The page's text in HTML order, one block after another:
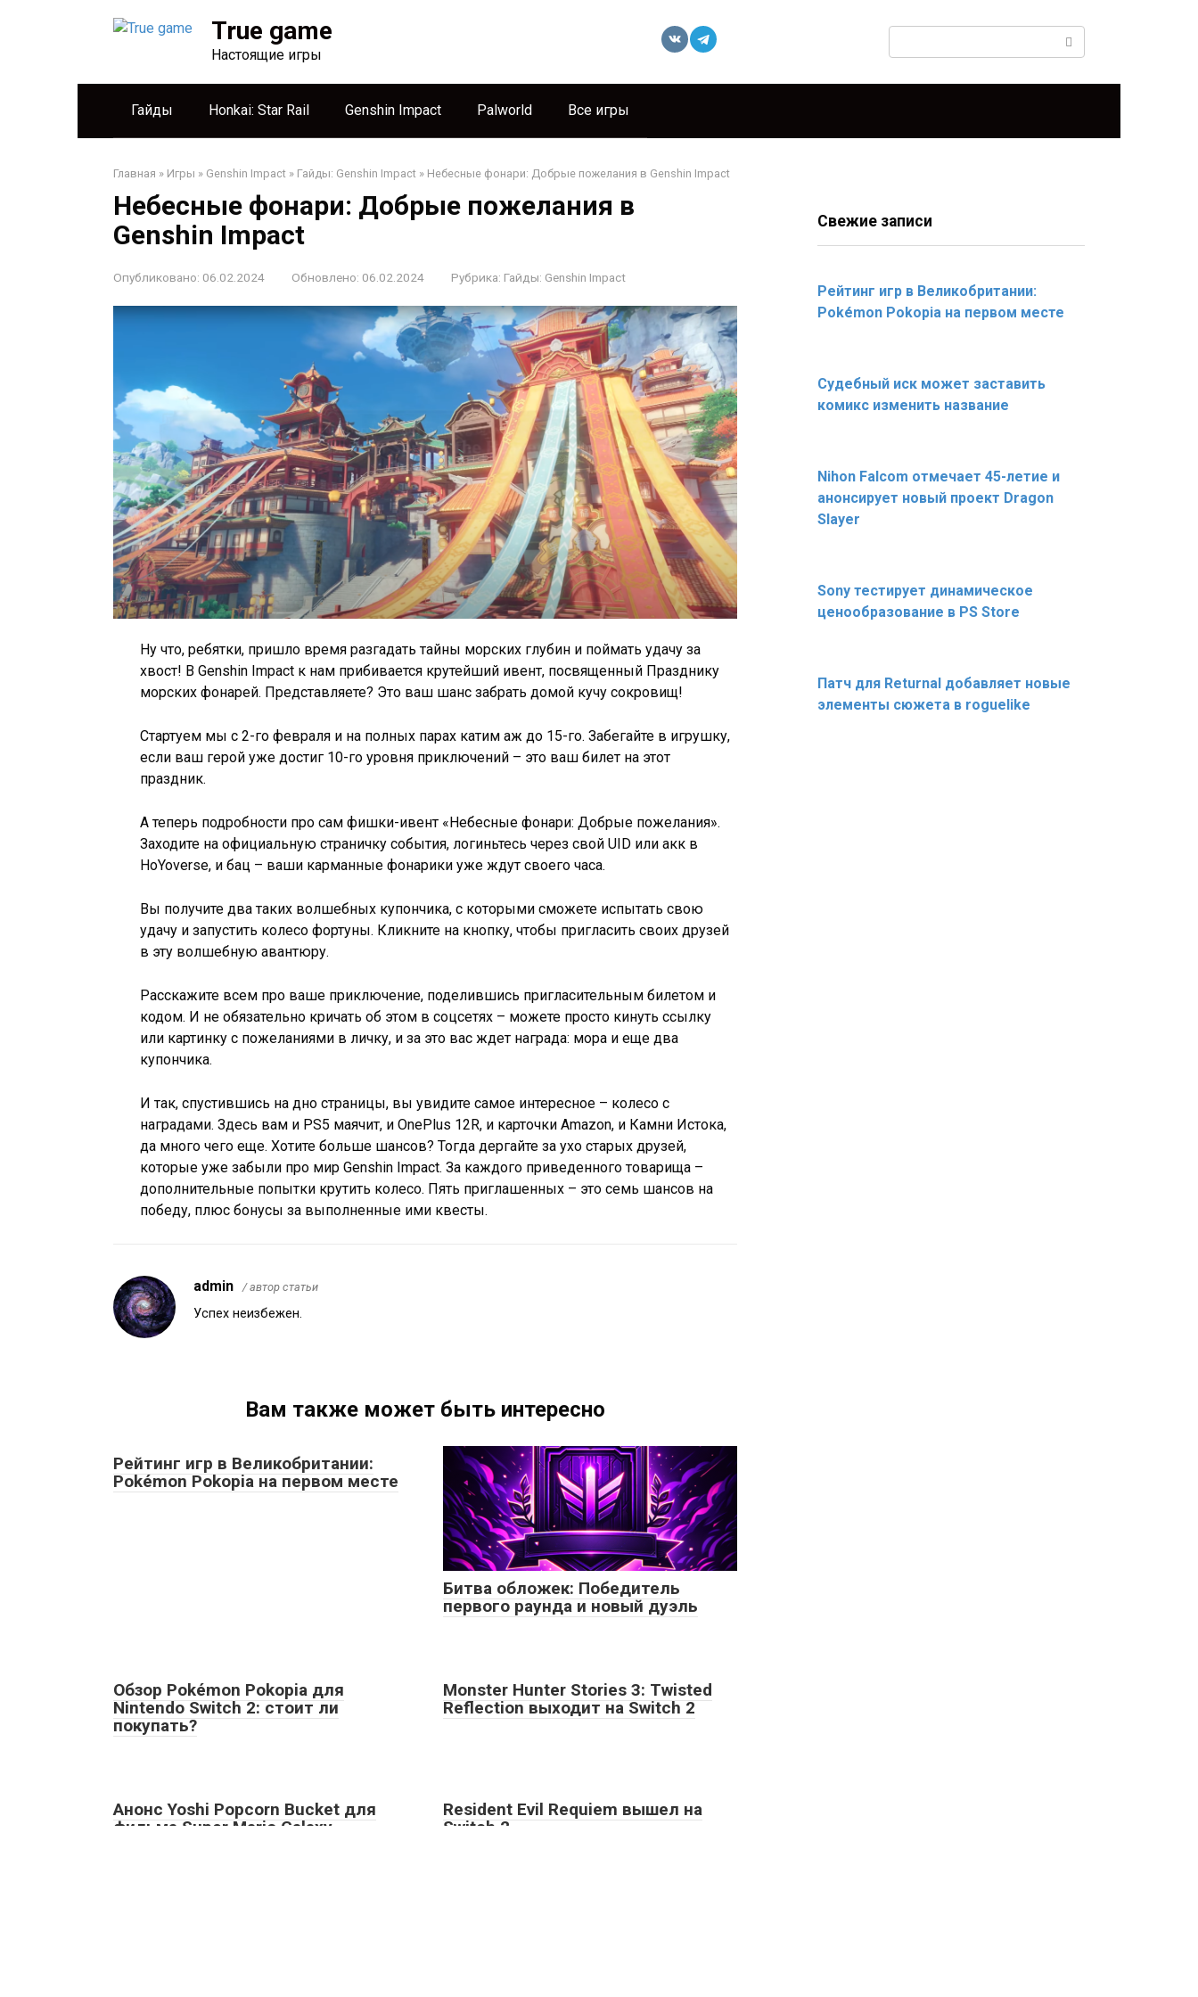
True game
Настоящие игры
Гайды Honkai: Star Rail Genshin Impact Palworld Все игры
Главная » Игры » Genshin Impact » Гайды: Genshin Impact » Небесные фонари: Добрые пожелания в Genshin Impact
Небесные фонари: Добрые пожелания в
Genshin Impact
Опубликовано: 06.02.2024 Обновлено: 06.02.2024 Рубрика: Гайды: Genshin Impact
Ну что, ребятки, пришло время разгадать тайны морских глубин и поймать удачу за
хвост! В Genshin Impact к нам прибивается крутейший ивент, посвященный Празднику
морских фонарей. Представляете? Это ваш шанс забрать домой кучу сокровищ!
Стартуем мы с 2-го февраля и на полных парах катим аж до 15-го. Забегайте в игрушку,
если ваш герой уже достиг 10-го уровня приключений – это ваш билет на этот
праздник.
А теперь подробности про сам фишки-ивент «Небесные фонари: Добрые пожелания».
Заходите на официальную страничку события, логиньтесь через свой UID или акк в
HoYoverse, и бац – ваши карманные фонарики уже ждут своего часа.
Вы получите два таких волшебных купончика, с которыми сможете испытать свою
удачу и запустить колесо фортуны. Кликните на кнопку, чтобы пригласить своих друзей
в эту волшебную авантюру.
Расскажите всем про ваше приключение, поделившись пригласительным билетом и
кодом. И не обязательно кричать об этом в соцсетях – можете просто кинуть ссылку
или картинку с пожеланиями в личку, и за это вас ждет награда: мора и еще два
купончика.
И так, спустившись на дно страницы, вы увидите самое интересное – колесо с
наградами. Здесь вам и PS5 маячит, и OnePlus 12R, и карточки Amazon, и Камни Истока,
да много чего еще. Хотите больше шансов? Тогда дергайте за ухо старых друзей,
которые уже забыли про мир Genshin Impact. За каждого приведенного товарища –
дополнительные попытки крутить колесо. Пять приглашенных – это семь шансов на
победу, плюс бонусы за выполненные ими квесты.
admin / автор статьи
Успех неизбежен.
Вам также может быть интересно
Рейтинг игр в Великобритании:
Pokémon Pokopia на первом месте
Битва обложек: Победитель
первого раунда и новый дуэль
Обзор Pokémon Pokopia для
Nintendo Switch 2: стоит ли
покупать?
Monster Hunter Stories 3: Twisted
Reflection выходит на Switch 2
Анонс Yoshi Popcorn Bucket для
фильма Super Mario Galaxy
Resident Evil Requiem вышел на
Switch 2
Свежие записи
Рейтинг игр в Великобритании:
Pokémon Pokopia на первом месте
Судебный иск может заставить
комикс изменить название
Nihon Falcom отмечает 45-летие и
анонсирует новый проект Dragon
Slayer
Sony тестирует динамическое
ценообразование в PS Store
Патч для Returnal добавляет новые
элементы сюжета в roguelike